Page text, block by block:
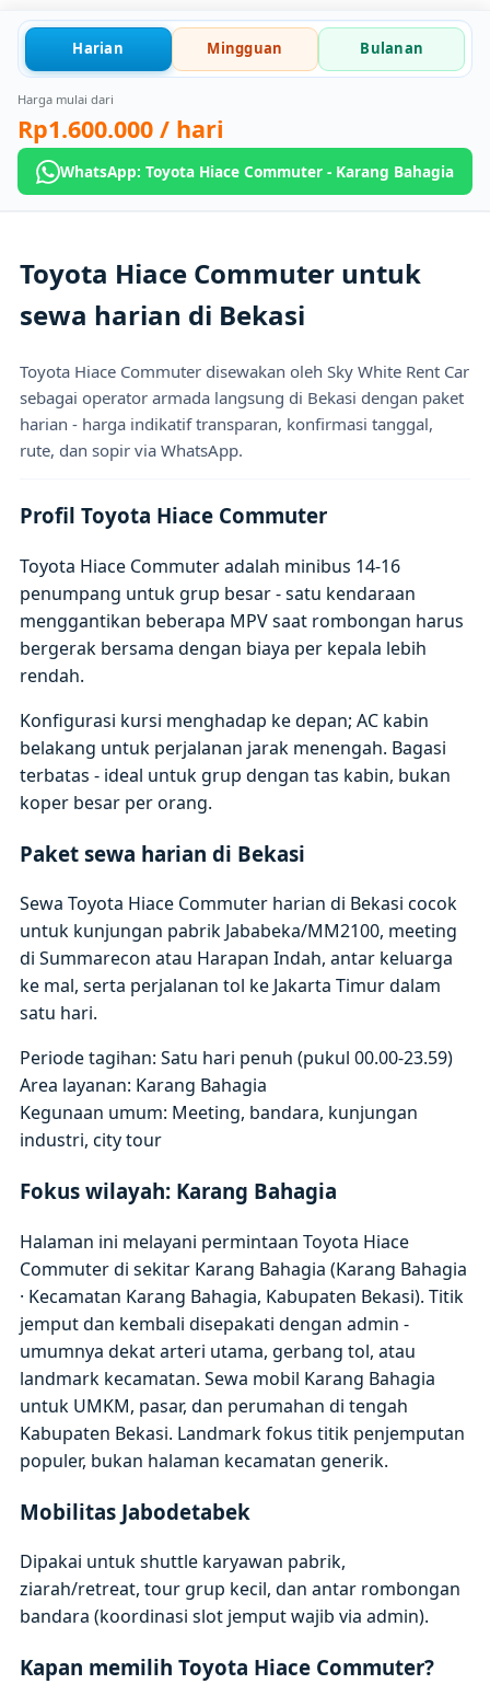
Harian Mingguan Bulanan
Harga mulai dari
Rp1.600.000 / hari
WhatsApp: Toyota Hiace Commuter - Karang Bahagia
Toyota Hiace Commuter untuk
sewa harian di Bekasi
Toyota Hiace Commuter disewakan oleh Sky White Rent Car
sebagai operator armada langsung di Bekasi dengan paket
harian - harga indikatif transparan, konfirmasi tanggal,
rute, dan sopir via WhatsApp.
Profil Toyota Hiace Commuter
Toyota Hiace Commuter adalah minibus 14-16
penumpang untuk grup besar - satu kendaraan
menggantikan beberapa MPV saat rombongan harus
bergerak bersama dengan biaya per kepala lebih
rendah.
Konfigurasi kursi menghadap ke depan; AC kabin
belakang untuk perjalanan jarak menengah. Bagasi
terbatas - ideal untuk grup dengan tas kabin, bukan
koper besar per orang.
Paket sewa harian di Bekasi
Sewa Toyota Hiace Commuter harian di Bekasi cocok
untuk kunjungan pabrik Jababeka/MM2100, meeting
di Summarecon atau Harapan Indah, antar keluarga
ke mal, serta perjalanan tol ke Jakarta Timur dalam
satu hari.
Periode tagihan: Satu hari penuh (pukul 00.00-23.59)
Area layanan: Karang Bahagia
Kegunaan umum: Meeting, bandara, kunjungan
industri, city tour
Fokus wilayah: Karang Bahagia
Halaman ini melayani permintaan Toyota Hiace
Commuter di sekitar Karang Bahagia (Karang Bahagia
· Kecamatan Karang Bahagia, Kabupaten Bekasi). Titik
jemput dan kembali disepakati dengan admin -
umumnya dekat arteri utama, gerbang tol, atau
landmark kecamatan. Sewa mobil Karang Bahagia
untuk UMKM, pasar, dan perumahan di tengah
Kabupaten Bekasi. Landmark fokus titik penjemputan
populer, bukan halaman kecamatan generik.
Mobilitas Jabodetabek
Dipakai untuk shuttle karyawan pabrik,
ziarah/retreat, tour grup kecil, dan antar rombongan
bandara (koordinasi slot jemput wajib via admin).
Kapan memilih Toyota Hiace Commuter?